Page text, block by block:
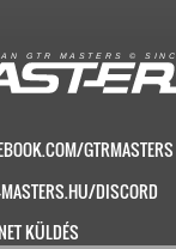
A N G T R M A S T E R S © S I N C
GTRMASTERS
DISCORD
KÜLDÉS